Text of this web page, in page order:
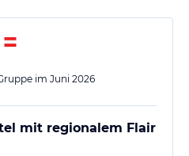
im Juni 2026
mit regionalem Flair